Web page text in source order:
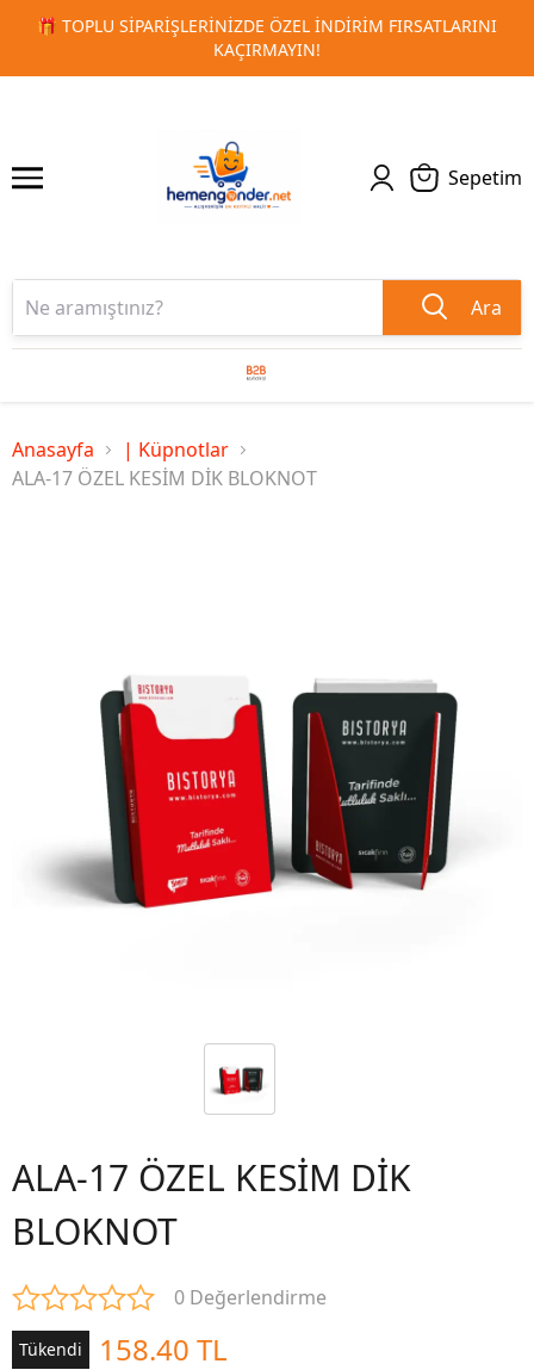
🚀 KURUMSAL PROMOSYON VE MATBAA
1 2
Sepetim
Ara
Anasayfa
| Küpnotlar
ALA-17 ÖZEL KESİM DİK BLOKNOT
ALA-17 ÖZEL KESİM DİK
BLOKNOT
0 Değerlendirme
Tükendi 158.40 TL